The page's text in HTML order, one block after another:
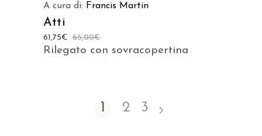
A cura di: Francis Martin
Atti
65,00€
61,75€
Rilegato con sovracopertina
1 2 3